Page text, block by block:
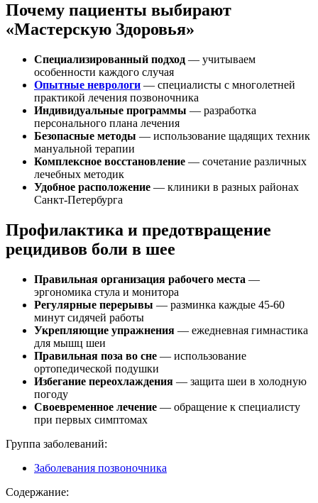
Почему пациенты выбирают
«Мастерскую Здоровья»
Специализированный подход — учитываем
особенности каждого случая
Опытные неврологи — специалисты с многолетней
практикой лечения позвоночника
Индивидуальные программы — разработка
персонального плана лечения
Безопасные методы — использование щадящих техник
мануальной терапии
Комплексное восстановление — сочетание различных
лечебных методик
Удобное расположение — клиники в разных районах
Санкт-Петербурга
Профилактика и предотвращение
рецидивов боли в шее
Правильная организация рабочего места —
эргономика стула и монитора
Регулярные перерывы — разминка каждые 45-60
минут сидячей работы
Укрепляющие упражнения — ежедневная гимнастика
для мышц шеи
Правильная поза во сне — использование
ортопедической подушки
Избегание переохлаждения — защита шеи в холодную
погоду
Своевременное лечение — обращение к специалисту
при первых симптомах
Группа заболеваний:
Заболевания позвоночника
Содержание: